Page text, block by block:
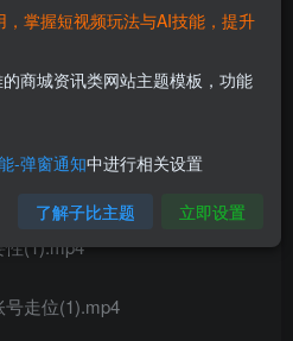
(1).mp4
走位(1).mp4
掌握短视频玩法与AI技能，提升
商城资讯类网站主题模板，功能
-弹窗通知中进行相关设置
了解子比主题 立即设置